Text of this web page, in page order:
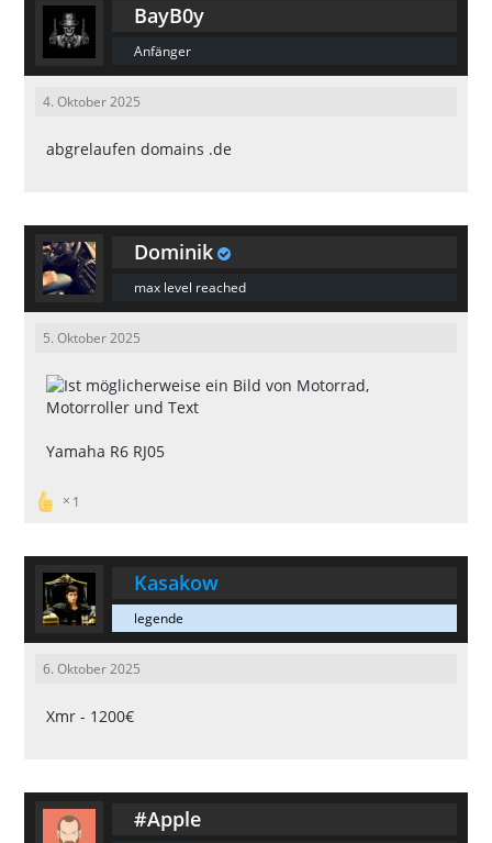
BayB0y
Anfänger
4. Oktober 2025
abgrelaufen domains .de
Dominik
max level reached
5. Oktober 2025
Yamaha R6 RJ05
1
Kasakow
legende
6. Oktober 2025
Xmr - 1200€
#Apple